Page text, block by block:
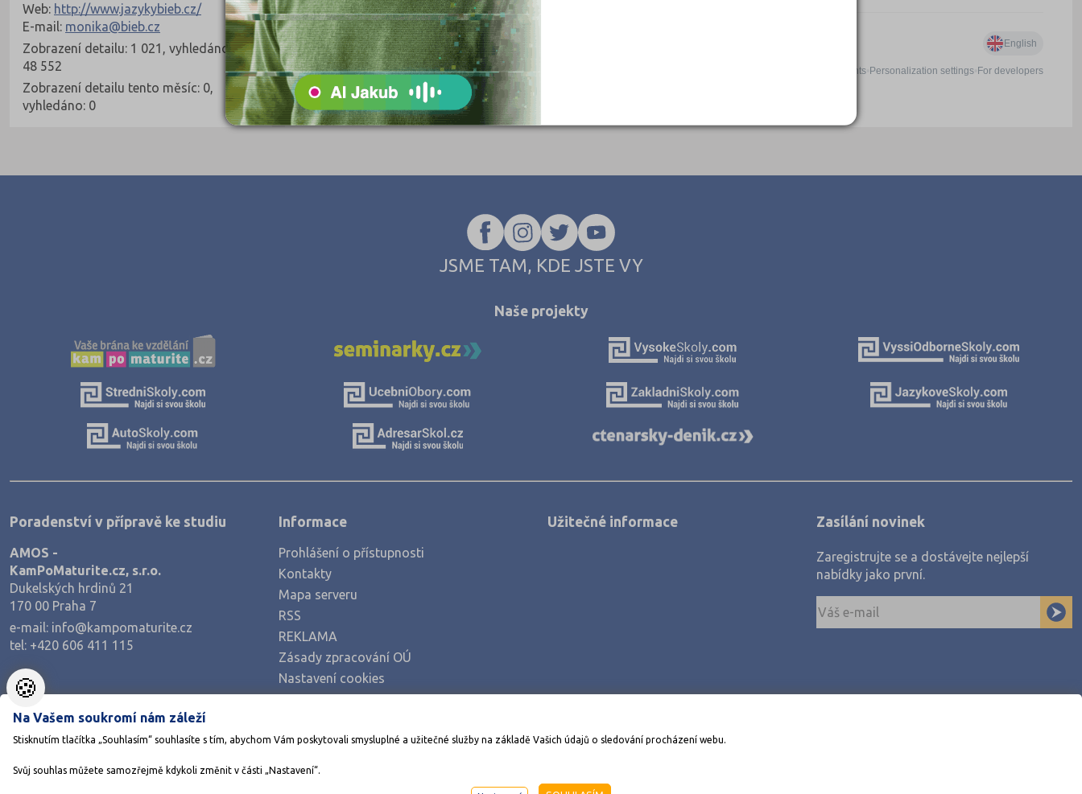
Web: http://www.jazykybieb.cz/
E-mail: monika@bieb.cz
Zobrazení detailu: 1 021, vyhledáno:
48 552
Zobrazení detailu tento měsíc: 0,
vyhledáno: 0
JSME TAM, KDE JSTE VY
Naše projekty
Poradenství v přípravě ke studiu
AMOS -
KamPoMaturite.cz, s.r.o.
Dukelských hrdinů 21
170 00 Praha 7
e-mail: info@kampomaturite.cz
tel: +420 606 411 115
Informace
Prohlášení o přístupnosti
Kontakty
Mapa serveru
RSS
REKLAMA
Zásady zpracování OÚ
Nastavení cookies
Stáhněte si aplikaci Adresář škol
Užitečné informace Zasílání novinek
Zaregistrujte se a dostávejte nejlepší
nabídky jako první.
AMOS KamPoMaturite.cz, s.r.o., stránky vytvořilo
🍪
Na Vašem soukromí nám záleží
Stisknutím tlačítka „Souhlasím“ souhlasíte s tím, abychom Vám poskytovali smysluplné a užitečné služby na základě Vašich údajů o sledování procházení webu.
Svůj souhlas můžete samozřejmě kdykoli změnit v části „Nastavení“.